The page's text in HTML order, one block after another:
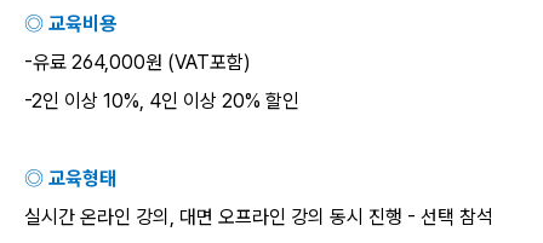
◎ 교육비용
-유료 264,000원 (VAT포함)
-2인 이상 10%, 4인 이상 20% 할인
◎ 교육형태
실시간 온라인 강의 , 대면 오프라인 강의 동시 진행 - 선택 참석